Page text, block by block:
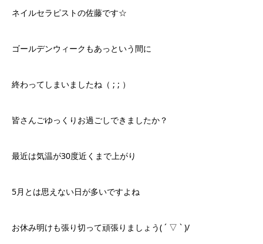
ネイルセラピストの佐藤です☆
ゴールデンウィークもあっという間に
終わってしまいましたね（ ; ; ）
皆さんごゆっくりお過ごしできましたか？
最近は気温が30度近くまで上がり
5月とは思えない日が多いですよね
お休み明けも張り切って頑張りましょう( ´ ▽ ` )/